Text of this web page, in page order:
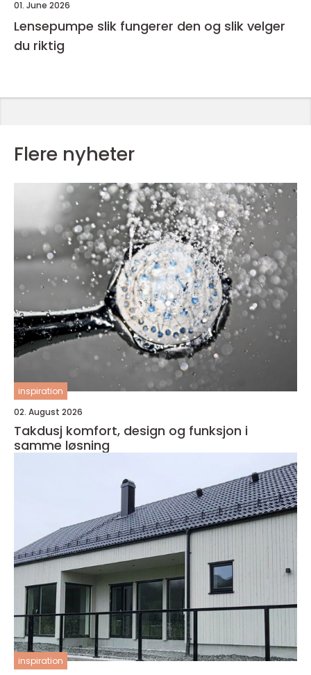
01. June 2026
Lensepumpe slik fungerer den og slik velger
du riktig
Flere nyheter
inspiration
02. August 2026
Takdusj komfort, design og funksjon i
samme løsning
inspiration